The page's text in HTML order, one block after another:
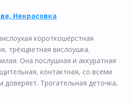
Некрасовка
короткошёрстная
трёхцветная вислоушка.
Она послушная и аккурaтнaя
контактная, со всеми
доверяет. Трогательная деточка,